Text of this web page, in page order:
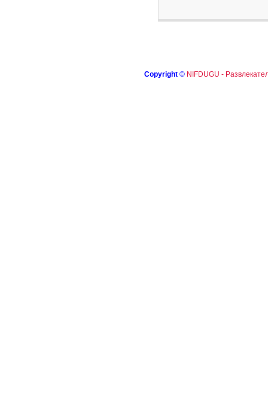
Copyright © NIFDUGU -